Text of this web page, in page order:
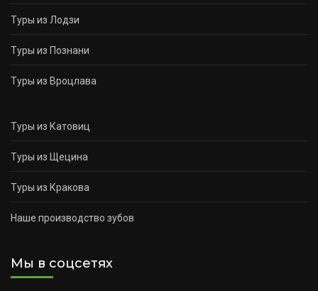
Туры из Лодзи
Туры из Познани
Туры из Вроцлава
Туры из Катовиц
Туры из Щецина
Туры из Кракова
Наше производство зубов
Мы в соцсетях